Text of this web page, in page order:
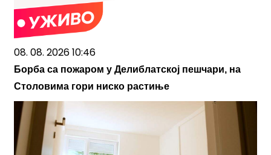
08. 08. 2026 10:46
Борба са пожаром у Делиблатској пешчари, на
Столовима гори ниско растиње